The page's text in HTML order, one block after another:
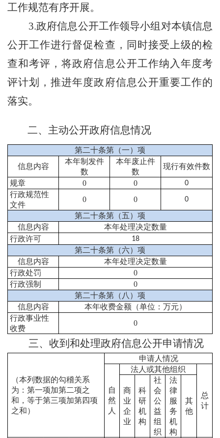
工作规范有序开展。
3.政府信息公开工作领导小组对本镇信息
公开工作进行督促检查，同时接受上级的检
查和考评，将政府信息公开工作纳入年度考
评计划，推进年度政府信息公开重要工作的
落实。
二、主动公开政府信息情况
第二十条第（一）项
信息内容
本年制发件
数
本年废止件
数
现行有效件数
规章
0 0 0
行政规范性
文件
0 0 0
第二十条第（五）项
信息内容
本年处理决定数量
行政许可
18
第二十条第（六）项
信息内容
本年处理决定数量
行政处罚
0
行政强制
0
第二十条第（八）项
信息内容
本年收费金额（单位：万元）
行政事业性
收费
0
三、收到和处理政府信息公开申请情况
（本列数据的勾稽关系
为：第一项加第二项之
和，等于第三项加第四项
之和）
申请人情况
自
然
人
法人或其他组织
总
计
商
业
企
业
科
研
机
构
社
会
公
益
组
织
法
律
服
务
机
构
其
他